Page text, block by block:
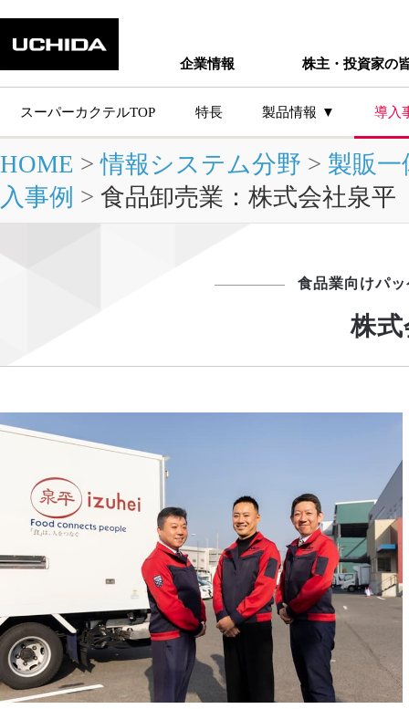
企業情報 株主・投資家の
スーパーカクテルTOP 特長 製品情報
主な製品シ
導入
HOME >情報システム分野 > 製販
入事例 > 食品卸売業：株式会社泉平
食品業向けパ
株